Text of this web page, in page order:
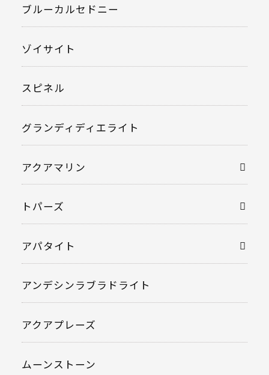
ブルーカルセドニー
ゾイサイト
スピネル
グランディディエライト
アクアマリン
トパーズ
アパタイト
アンデシンラブラドライト
アクアプレーズ
ムーンストーン